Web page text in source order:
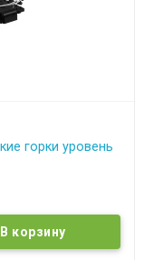
горки уровень